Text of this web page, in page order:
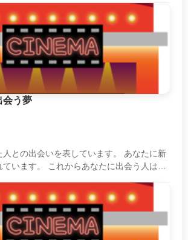
は大きくなりす・・・
会う夢
出会いを表しています。 あなたに新
あなたに出会う人は、
せん。 その人とは・・・